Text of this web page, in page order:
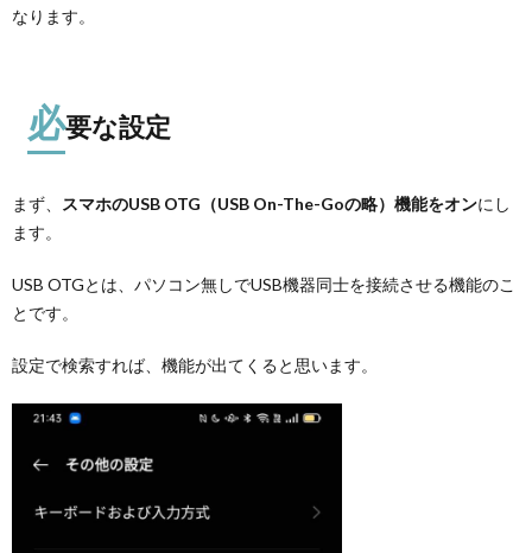
なります。
必要な設定
まず、 スマホのUSB OTG（USB On-The-Goの略）機能をオンにし
ます。
USB OTGとは、パソコン無しでUSB機器同士を接続させる機能のこ
とです。
設定で検索すれば、機能が出てくると思います。